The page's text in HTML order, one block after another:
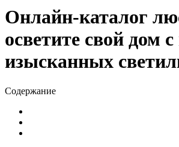
Онлайн-каталог
осветите свой дом
изысканных
Содержание